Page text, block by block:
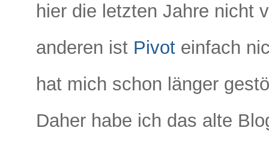
hier die letzten Jahre nicht
anderen ist Pivot einfach
hat mich schon länger
Daher habe ich das alte